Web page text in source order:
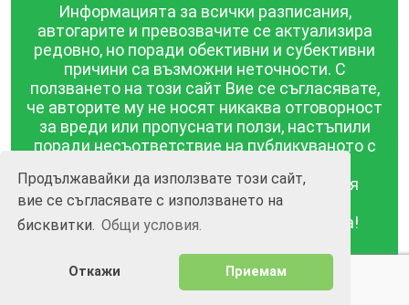
Продължавайки да използвате този сайт,
вие се съгласявате с използването на
бисквитки. Общи условия.
Откажи Приемам
Информацията за всички разписания,
автогарите и превозвачите се актуализира
редовно, но поради обективни и субективни
причини са възможни неточности. С
ползването на този сайт Вие се съгласявате,
че авторите му не носят никаква отговорност
за вреди или пропуснати ползи, настъпили
поради несъответствие на публикуваното с
публикувана в този сайт се предоставя
такава каквато е, без гаранция за
съответствието ѝ с действителността!
BGrazpisanie.com © 2008 - 2026, Всички права
Изработка на уебсайт и софтуер